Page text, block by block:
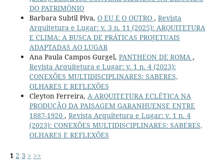
DO PATRIMÔNIO
Barbara Subtil Piva, O EU E O OUTRO , Revista
Arquitetura e Lugar: v. 3 n. 11 (2025): ARQUITETURA
E CLIMA: A BUSCA DE PRÁTICAS PROJETUAIS
ADAPTADAS AO LUGAR
Ana Paula Campos Gurgel, PANTHEON DE ROMA ,
Revista Arquitetura e Lugar: v. 1 n. 4 (2023):
CONEXÕES MULTIDISCIPLINARES: SABERES,
OLHARES E REFLEXÕES
Cleyton Ferreira, A ARQUITETURA ECLÉTICA NA
PRODUÇÃO DA PAISAGEM GARANHUENSE ENTRE
1887-1920 , Revista Arquitetura e Lugar: v. 1 n. 4
(2023): CONEXÕES MULTIDISCIPLINARES: SABERES,
OLHARES E REFLEXÕES
1 2 3 > >>